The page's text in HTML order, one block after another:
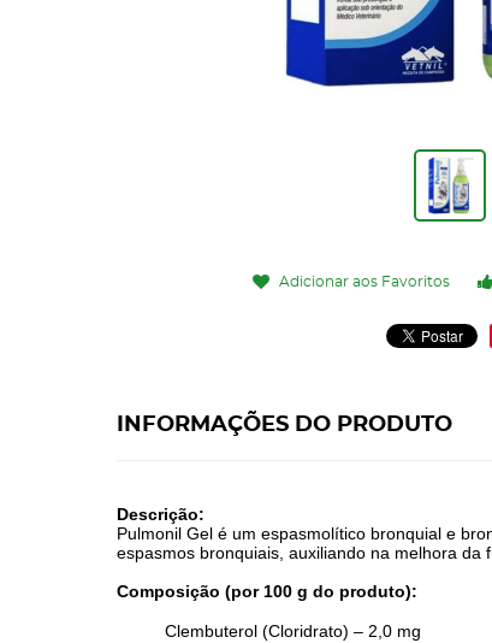
Adicionar aos Favoritos
INFORMAÇÕES DO PRODUTO
Descrição:
Pulmonil Gel é um espasmolítico bronquial e
espasmos bronquiais, auxiliando na melhora da
Composição (por 100 g do produto):
Clembuterol (Cloridrato) – 2,0 mg